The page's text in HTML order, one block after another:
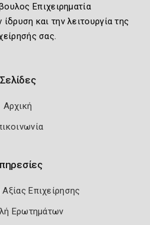
Επιχειρηματία
και την λειτουργία της
σας.
Σελίδες
Αρχική
Επιχείρησης
Ερωτημάτων